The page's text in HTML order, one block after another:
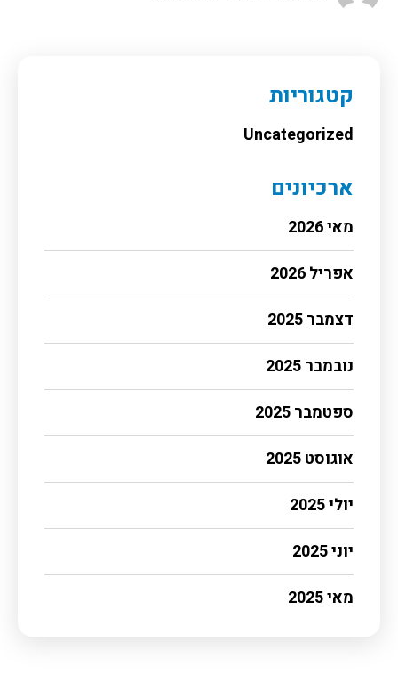
קטגוריות
Uncategorized
ארכיונים
מאי 2026
אפריל 2026
דצמבר 2025
נובמבר 2025
ספטמבר 2025
אוגוסט 2025
יולי 2025
יוני 2025
מאי 2025